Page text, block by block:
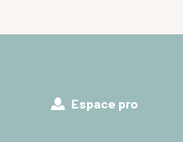
Espace pro